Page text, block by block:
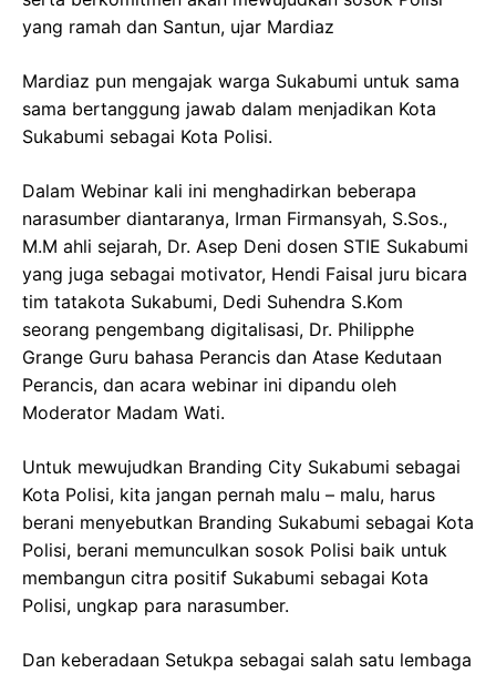
yang ramah dan Santun, ujar Mardiaz
Mardiaz pun mengajak warga Sukabumi untuk sama
sama bertanggung jawab dalam menjadikan Kota
Sukabumi sebagai Kota Polisi.
Dalam Webinar kali ini menghadirkan beberapa
narasumber diantaranya, Irman Firmansyah, S.Sos.,
M.M ahli sejarah, Dr. Asep Deni dosen STIE Sukabumi
yang juga sebagai motivator, Hendi Faisal juru bicara
tim tatakota Sukabumi, Dedi Suhendra S.Kom
seorang pengembang digitalisasi, Dr. Philipphe
Grange Guru bahasa Perancis dan Atase Kedutaan
Perancis, dan acara webinar ini dipandu oleh
Moderator Madam Wati.
Untuk mewujudkan Branding City Sukabumi sebagai
Kota Polisi, kita jangan pernah malu – malu, harus
berani menyebutkan Branding Sukabumi sebagai Kota
Polisi, berani memunculkan sosok Polisi baik untuk
membangun citra positif Sukabumi sebagai Kota
Polisi, ungkap para narasumber.
Dan keberadaan Setukpa sebagai salah satu lembaga